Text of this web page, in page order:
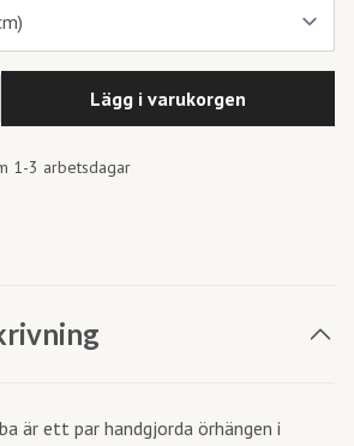
Lägg i varukorgen
1-3 arbetsdagar
är ett par handgjorda örhängen i